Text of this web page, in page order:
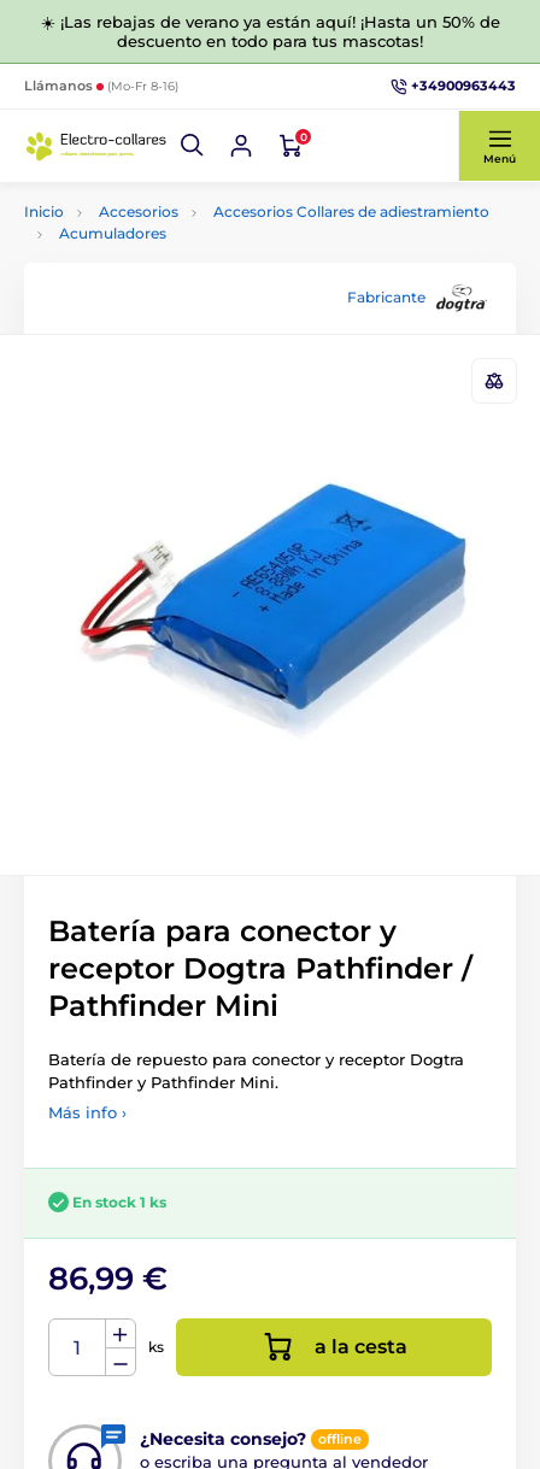
☀️ ¡Las rebajas de verano ya están aquí! ¡Hasta un 50% de
descuento en todo para tus mascotas!
Llámanos (Mo-Fr 8-16) +34900963443
0
Menú
Inicio Accesorios
Accesorios Collares de adiestramiento
Acumuladores
Fabricante
Batería para conector y
receptor Dogtra Pathfinder /
Pathfinder Mini
Batería de repuesto para conector y receptor Dogtra
Pathfinder y Pathfinder Mini.
Más info ›
En stock 1 ks
86,99 €
ks a la cesta
¿Necesita consejo? offline
o escriba una pregunta al vendedor